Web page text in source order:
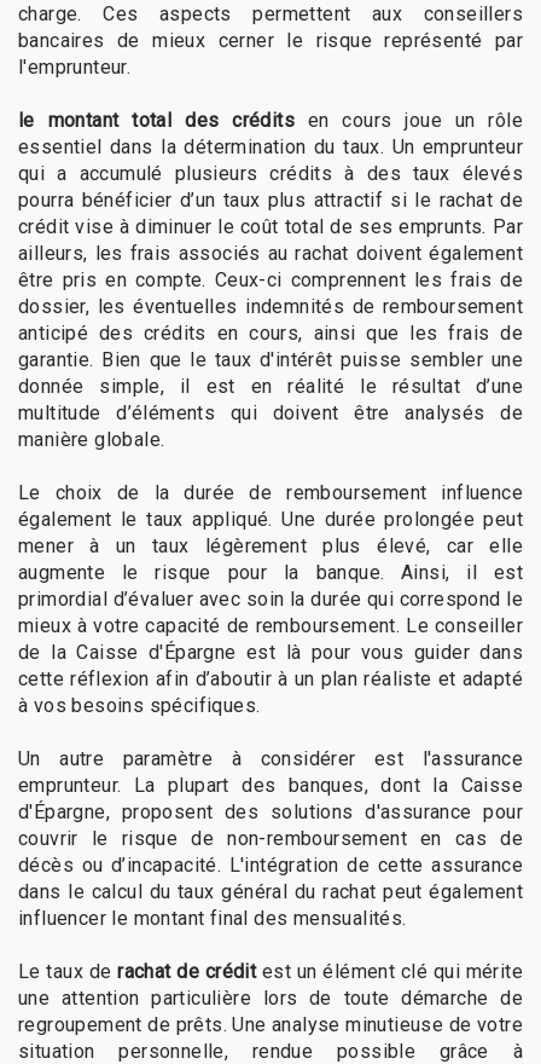
charge. Ces aspects permettent aux conseillers
bancaires de mieux cerner le risque représenté par
l'emprunteur.
le montant total des créditsen cours joue un rôle
essentiel dans la détermination du taux. Un emprunteur
qui a accumulé plusieurs crédits à des taux élevés
pourra bénéficier d’un taux plus attractif si le rachat de
crédit vise à diminuer le coût total de ses emprunts. Par
ailleurs, les frais associés au rachat doivent également
être pris en compte. Ceux-ci comprennent les frais de
dossier, les éventuelles indemnités de remboursement
anticipé des crédits en cours, ainsi que les frais de
garantie. Bien que le taux d'intérêt puisse sembler une
donnée simple, il est en réalité le résultat d’une
multitude d’éléments qui doivent être analysés de
manière globale.
Le choix de la durée de remboursement influence
également le taux appliqué. Une durée prolongée peut
mener à un taux légèrement plus élevé, car elle
augmente le risque pour la banque. Ainsi, il est
primordial d’évaluer avec soin la durée qui correspond le
mieux à votre capacité de remboursement. Le conseiller
de la Caisse d'Épargne est là pour vous guider dans
cette réflexion afin d’aboutir à un plan réaliste et adapté
à vos besoins spécifiques.
Un autre paramètre à considérer est l'assurance
emprunteur. La plupart des banques, dont la Caisse
d'Épargne, proposent des solutions d'assurance pour
couvrir le risque de non-remboursement en cas de
décès ou d’incapacité. L'intégration de cette assurance
dans le calcul du taux général du rachat peut également
influencer le montant final des mensualités.
Le taux derachat de créditest un élément clé qui mérite
une attention particulière lors de toute démarche de
regroupement de prêts. Une analyse minutieuse de votre
situation personnelle, rendue possible grâce à